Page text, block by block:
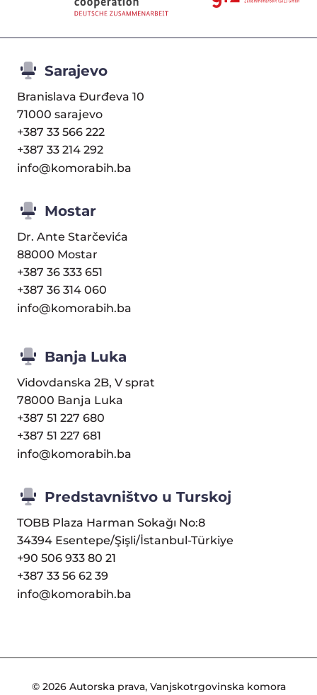
Sarajevo
Branislava Đurđeva 10
71000 sarajevo
+387 33 566 222
+387 33 214 292
info@komorabih.ba
Mostar
Dr. Ante Starčevića
88000 Mostar
+387 36 333 651
+387 36 314 060
info@komorabih.ba
Banja Luka
Vidovdanska 2B, V sprat
78000 Banja Luka
+387 51 227 680
+387 51 227 681
info@komorabih.ba
Predstavništvo u Turskoj
TOBB Plaza Harman Sokağı No:8
34394 Esentepe/Şişli/İstanbul-Türkiye
+90 506 933 80 21
+387 33 56 62 39
info@komorabih.ba
© 2026 Autorska prava, Vanjskotrgovinska komora